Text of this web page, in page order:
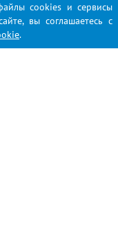
cookies и сервисы
вы соглашаетесь с
.